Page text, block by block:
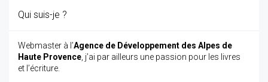
Qui suis-je ?
Webmaster à l’Agence de Développement des Alpes de
Haute Provence , j’ai par ailleurs une passion pour les livres
et l’écriture.